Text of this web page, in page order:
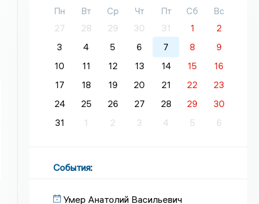
Пн Вт Ср Чт Пт Сб
Вс
27
28 29 30 31 1
2
3
4 5 6 7 8
9
10
11 12 13 14 15
16
17
18 19 20 21 22
23
24
25 26 27 28 29
30
31
1 2 3 4 5 6
События:
Умер Анатолий Васильевич